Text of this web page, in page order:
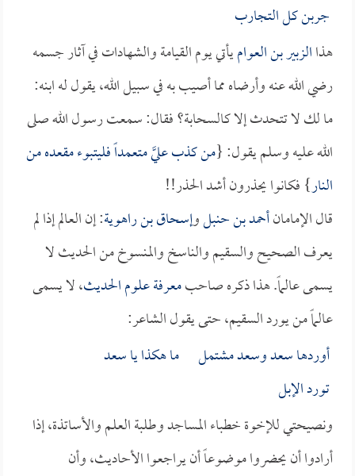
جربن كل التجارب
هذاالزبير بن العواميأتي يوم القيامة والشهادات في آثار جسمه
رضي الله عنه وأرضاه مما أصيب به في سبيل الله، يقول له ابنه:
ما لك لا تتحدث إلا كالسحابة؟ فقال: سمعت رسول الله صلى
الله عليه وسلم يقول: {من كذب عليَّ متعمداً فليتبوء مقعده من
النار} فكانوا يحذرون أشد الحذر!!
قال الإمامانأحمد بن حنبلوإسحاق بن راهوية: إن العالم إذا لم
يعرف الصحيح والسقيم والناسخ والمنسوخ من الحديث لا
يسمى عالماً. هذا ذكره صاحبمعرفة علوم الحديث، لا يسمى
عالماً من يورد السقيم، حتى يقول الشاعر:
أوردها سعد وسعد مشتمل ما هكذا يا سعد
تورد الإبل
ونصيحتي للإخوة خطباء المساجد وطلبة العلم والأساتذة، إذا
أرادوا أن يحضروا موضوعاً أن يراجعوا الأحاديث، وأن